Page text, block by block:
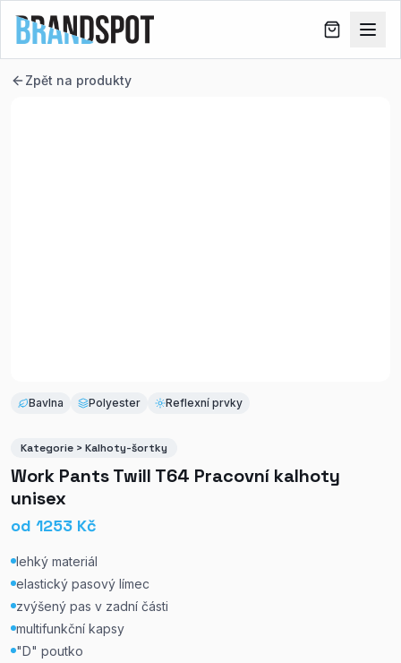
Zpět na produkty
Bavlna Polyester Reflexní prvky
Kategorie > Kalhoty-šortky
Work Pants Twill T64 Pracovní kalhoty
unisex
od 1253 Kč
lehký materiál
elastický pasový límec
zvýšený pas v zadní části
multifunkční kapsy
"D" poutko